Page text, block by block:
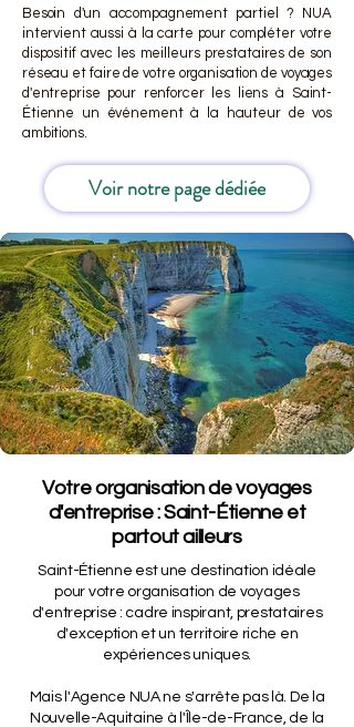
Besoin d'un accompagnement partiel ? NUA
intervient aussi à la carte pour compléter votre
dispositif avec les meilleurs prestataires de son
réseau et faire de votre organisation de voyages
d'entreprise pour renforcer les liens à Saint-
Étienne un événement à la hauteur de vos
ambitions.
Voir notre page dédiée
Votre organisation de voyages
d'entreprise : Saint-Étienne et
partout ailleurs
Saint-Étienne est une destination idéale
pour votre organisation de voyages
d'entreprise : cadre inspirant, prestataires
d'exception et un territoire riche en
expériences uniques.
Mais l'Agence NUA ne s'arrête pas là. De la
Nouvelle-Aquitaine à l'Île-de-France, de la